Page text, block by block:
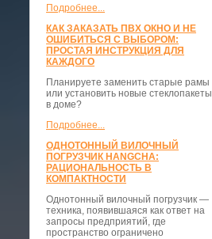
Подробнее...
КАК ЗАКАЗАТЬ ПВХ ОКНО И НЕ
ОШИБИТЬСЯ С ВЫБОРОМ:
ПРОСТАЯ ИНСТРУКЦИЯ ДЛЯ
КАЖДОГО
Планируете заменить старые рамы
или установить новые стеклопакеты
в доме?
Подробнее...
ОДНОТОННЫЙ ВИЛОЧНЫЙ
ПОГРУЗЧИК HANGCHA:
РАЦИОНАЛЬНОСТЬ В
КОМПАКТНОСТИ
​Однотонный вилочный погрузчик —
техника, появившаяся как ответ на
запросы предприятий, где
пространство ограничено